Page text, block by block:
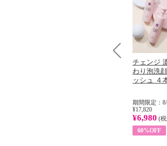
チェンジ
わり泡洗
ッシュ ４
期間限定：
¥17,820
¥6,980 (
60%OFF